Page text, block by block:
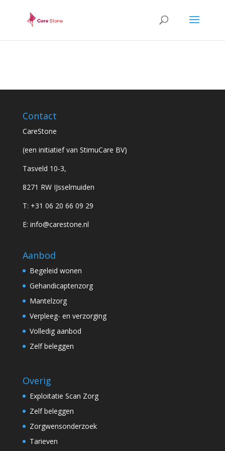
Contact
CareStone
(een initiatief van StimuCare BV)
Tasveld 10-3,
8271 RW IJsselmuiden
T: +31 06 20 66 09 29
E: info@carestone.nl
Aanbod
Begeleid wonen
Gehandicaptenzorg
Mantelzorg
Verpleeg- en verzorging
Volledig aanbod
Zelf beleggen
Overig
Exploitatie Scan Zorg
Zelf beleggen
Zorgwensonderzoek
Tarieven